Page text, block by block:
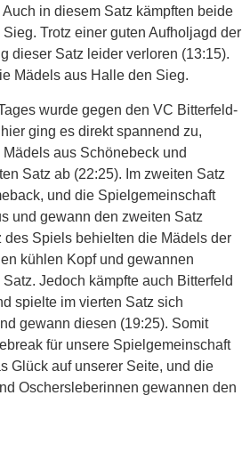
in diesem Satz kämpften beide
Trotz einer guten Aufholjagd der
dieser Satz leider verloren (13:15).
Mädels aus Halle den Sieg.
wurde gegen den VC Bitterfeld-
ging es direkt spannend zu,
aus Schönebeck und
Satz ab (22:25). Im zweiten Satz
und die Spielgemeinschaft
und gewann den zweiten Satz
des Spiels behielten die Mädels der
kühlen Kopf und gewannen
Jedoch kämpfte auch Bitterfeld
spielte im vierten Satz sich
gewann diesen (19:25). Somit
für unsere Spielgemeinschaft
Glück auf unserer Seite, und die
Oschersleberinnen gewannen den